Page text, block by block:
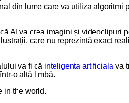
din lume care va utiliza algoritmi
AI va crea imagini și videoclipuri
care nu reprezintă exact
va fi că inteligenta artificiala va
o altă limbă.
in the world.